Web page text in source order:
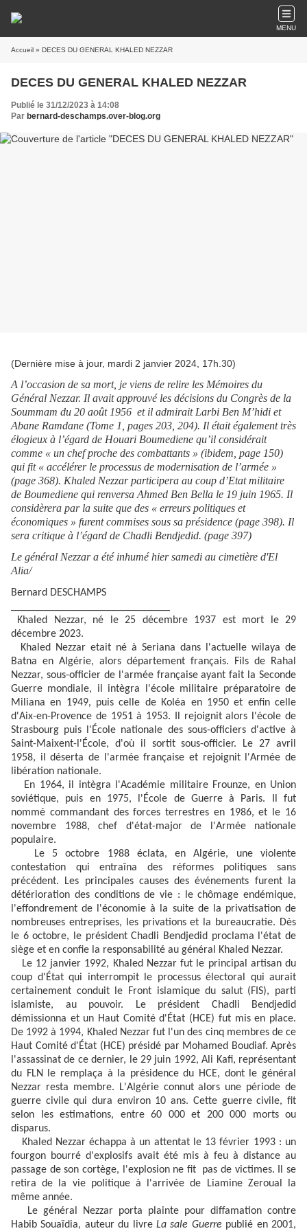
MENU
Accueil » DECES DU GENERAL KHALED NEZZAR
DECES DU GENERAL KHALED NEZZAR
Publié le 31/12/2023 à 14:08
Par bernard-deschamps.over-blog.org
(Dernière mise à jour, mardi 2 janvier 2024, 17h.30)
A l’occasion de sa mort, je viens de relire les Mémoires du
Général Nezzar. Il avait approuvé les décisions du Congrès de la
Soummam du 20 août 1956 et il admirait Larbi Ben M’hidi et
Abane Ramdane (Tome 1, pages 203, 204). Il était également très
élogieux à l’égard de Houari Boumediene qu’il considérait
comme « un chef proche des combattants » (ibidem, page 150)
qui fit « accélérer le processus de modernisation de l’armée »
(page 368). Khaled Nezzar participera au coup d’Etat militaire
de Boumediene qui renversa Ahmed Ben Bella le 19 juin 1965. Il
considèrera par la suite que des « erreurs politiques et
économiques » furent commises sous sa présidence (page 398). Il
sera critique à l’égard de Chadli Bendjedid. (page 397)
Le général Nezzar a été inhumé hier samedi au cimetière d'El
Alia/
Bernard DESCHAMPS
Khaled Nezzar, né le 25 décembre 1937 est mort le 29
décembre 2023.
Khaled Nezzar etait né à Seriana dans l'actuelle wilaya de
Batna en Algérie, alors département français. Fils de Rahal
Nezzar, sous-officier de l'armée française ayant fait la Seconde
Guerre mondiale, il intègra l'école militaire préparatoire de
Miliana en 1949, puis celle de Koléa en 1950 et enfin celle
d'Aix-en-Provence de 1951 à 1953. Il rejoignit alors l'école de
Strasbourg puis l'École nationale des sous-officiers d'active à
Saint-Maixent-l'École, d'où il sortit sous-officier. Le 27 avril
1958, il déserta de l'armée française et rejoignit l'Armée de
libération nationale.
En 1964, il intègra l'Académie militaire Frounze, en Union
soviétique, puis en 1975, l'École de Guerre à Paris. Il fut
nommé commandant des forces terrestres en 1986, et le 16
novembre 1988, chef d'état-major de l'Armée nationale
populaire.
Le 5 octobre 1988 éclata, en Algérie, une violente
contestation qui entraîna des réformes politiques sans
précédent. Les principales causes des événements furent la
détérioration des conditions de vie : le chômage endémique,
l'effondrement de l'économie à la suite de la privatisation de
nombreuses entreprises, les privations et la bureaucratie. Dès
le 6 octobre, le président Chadli Bendjedid proclama l'état de
siège et en confie la responsabilité au général Khaled Nezzar.
Le 12 janvier 1992, Khaled Nezzar fut le principal artisan du
coup d'État qui interrompit le processus électoral qui aurait
certainement conduit le Front islamique du salut (FIS), parti
islamiste, au pouvoir. Le président Chadli Bendjedid
démissionna et un Haut Comité d'État (HCE) fut mis en place.
De 1992 à 1994, Khaled Nezzar fut l'un des cinq membres de ce
Haut Comité d'État (HCE) présidé par Mohamed Boudiaf. Après
l'assassinat de ce dernier, le 29 juin 1992, Ali Kafi, représentant
du FLN le remplaça à la présidence du HCE, dont le général
Nezzar resta membre. L'Algérie connut alors une période de
guerre civile qui dura environ 10 ans. Cette guerre civile, fit
selon les estimations, entre 60 000 et 200 000 morts ou
disparus.
Khaled Nezzar échappa à un attentat le 13 février 1993 : un
fourgon bourré d'explosifs avait été mis à feu à distance au
passage de son cortège, l'explosion ne fit pas de victimes. Il se
retira de la vie politique à l'arrivée de Liamine Zeroual la
même année.
Le général Nezzar porta plainte pour diffamation contre
Habib Souaïdia, auteur du livre La sale Guerrepublié en 2001,